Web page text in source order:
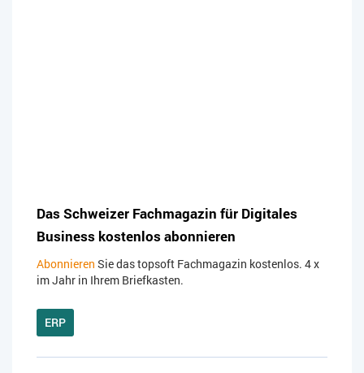
Das Schweizer Fachmagazin für Digitales
Business kostenlos abonnieren
Abonnieren Sie das topsoft Fachmagazin kostenlos. 4 x
im Jahr in Ihrem Briefkasten.
ERP